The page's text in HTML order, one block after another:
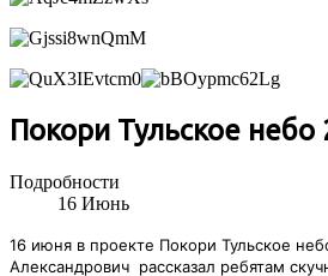
Покори Тульское
Подробности
16 Июнь
16 июня в проекте Покори Тульское
Александрович рассказал ребятам